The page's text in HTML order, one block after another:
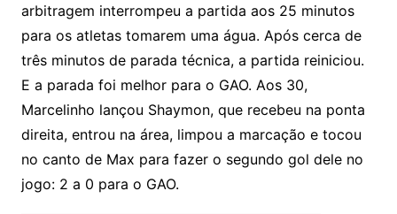
arbitragem interrompeu a partida aos 25 minutos
para os atletas tomarem uma água. Após cerca de
três minutos de parada técnica, a partida reiniciou.
E a parada foi melhor para o GAO. Aos 30,
Marcelinho lançou Shaymon, que recebeu na ponta
direita, entrou na área, limpou a marcação e tocou
no canto de Max para fazer o segundo gol dele no
jogo: 2 a 0 para o GAO.